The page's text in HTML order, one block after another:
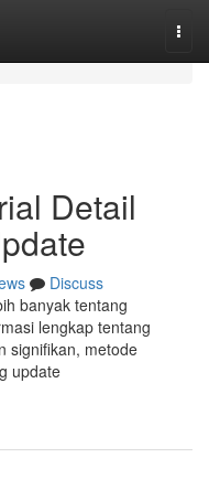
Detail
Discuss
banyak tentang
lengkap tentang
signifikan, metode
update